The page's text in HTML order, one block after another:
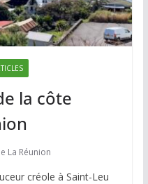
la côte
La Réunion
créole à Saint-Leu